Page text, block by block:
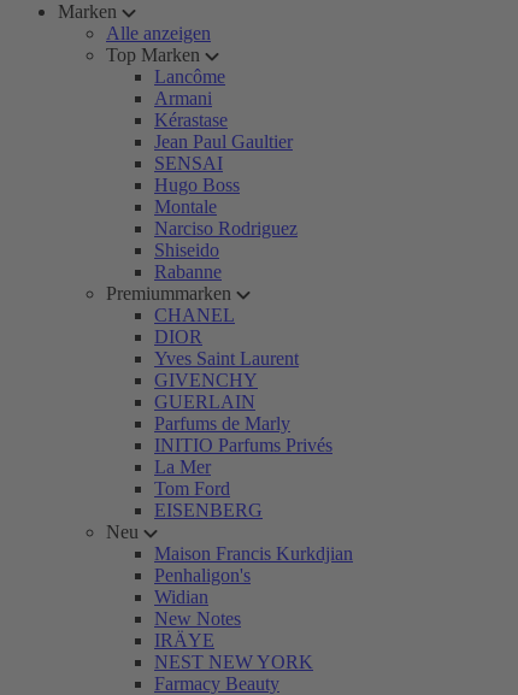
Marken
Alle anzeigen
Top Marken
Lancôme
Armani
Kérastase
Jean Paul Gaultier
SENSAI
Hugo Boss
Montale
Narciso Rodriguez
Shiseido
Rabanne
Premiummarken
CHANEL
DIOR
Yves Saint Laurent
GIVENCHY
GUERLAIN
Parfums de Marly
INITIO Parfums Privés
La Mer
Tom Ford
EISENBERG
Neu
Maison Francis Kurkdjian
Penhaligon's
Widian
New Notes
IRÄYE
NEST NEW YORK
Farmacy Beauty